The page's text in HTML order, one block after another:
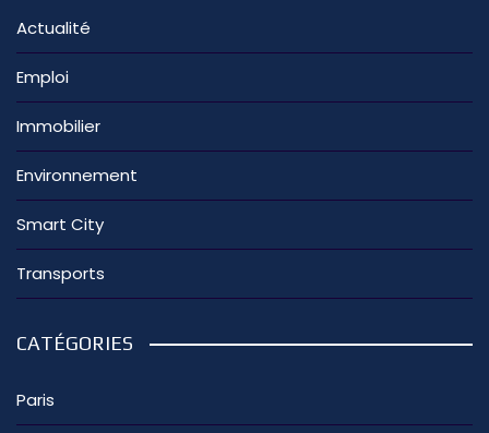
Actualité
Emploi
Immobilier
Environnement
Smart City
Transports
CATÉGORIES
Paris